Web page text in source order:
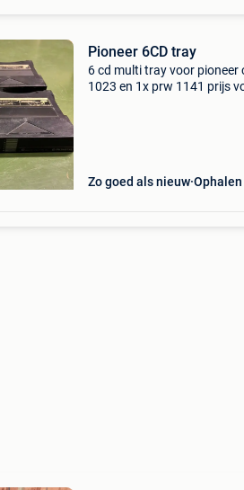
Pioneer 6CD tray
6 cd multi tray voor pioneer
1023 en 1x prw 1141 prijs
Zo goed als nieuw Ophalen